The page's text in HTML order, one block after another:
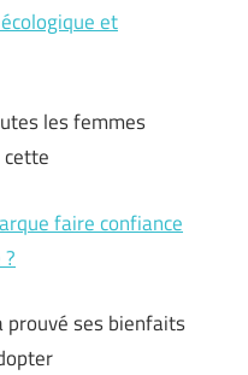
et
les femmes
faire confiance
prouvé ses bienfaits